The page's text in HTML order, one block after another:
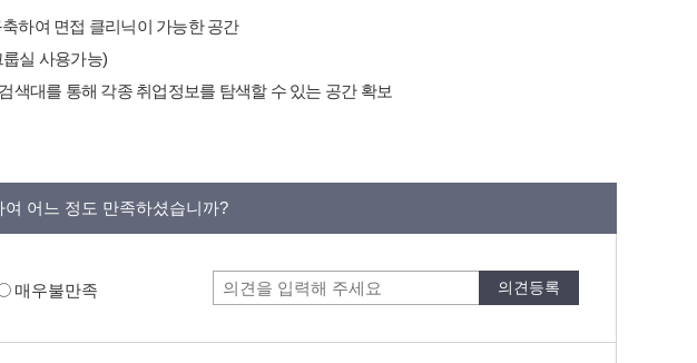
하여 면접 클리닉이 가능한 공간
실 사용가능)
색대를 통해 각종 취업정보를 탐색할 수 있는 공간 확보
어느 정도 만족하셨습니까?
매우불만족